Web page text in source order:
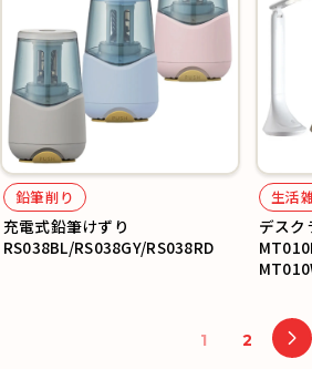
鉛筆削り
充電式鉛筆けずり
RS038BL/RS038GY/RS038RD
生活
デスク
1 2